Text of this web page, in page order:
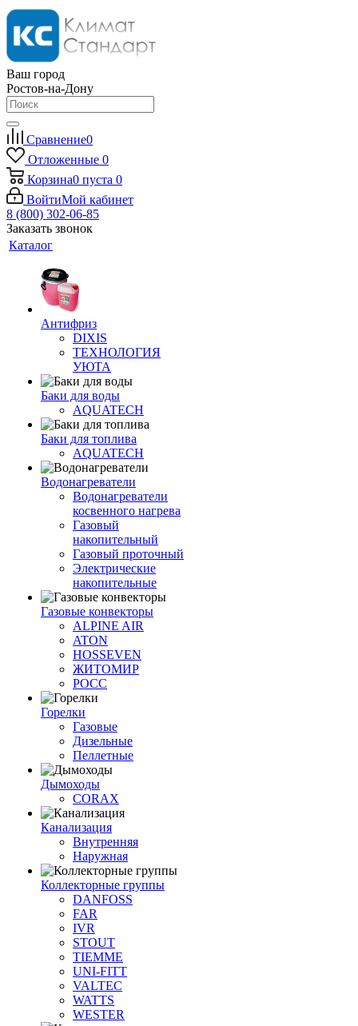
Ваш город
Ростов-на-Дону
Сравнение0
Отложенные 0
Корзина0 пуста 0
ВойтиМой кабинет
8 (800) 302-06-85
Заказать звонок
Каталог
Антифриз
DIXIS
ТЕХНОЛОГИЯ
УЮТА
Баки для воды
AQUATECH
Баки для топлива
AQUATECH
Водонагреватели
Водонагреватели
косвенного нагрева
Газовый
накопительный
Газовый проточный
Электрические
накопительные
Газовые конвекторы
ALPINE AIR
ATON
HOSSEVEN
ЖИТОМИР
РОСС
Горелки
Газовые
Дизельные
Пеллетные
Дымоходы
CORAX
Канализация
Внутренняя
Наружная
Коллекторные группы
DANFOSS
FAR
IVR
STOUT
TIEMME
UNI-FITT
VALTEC
WATTS
WESTER